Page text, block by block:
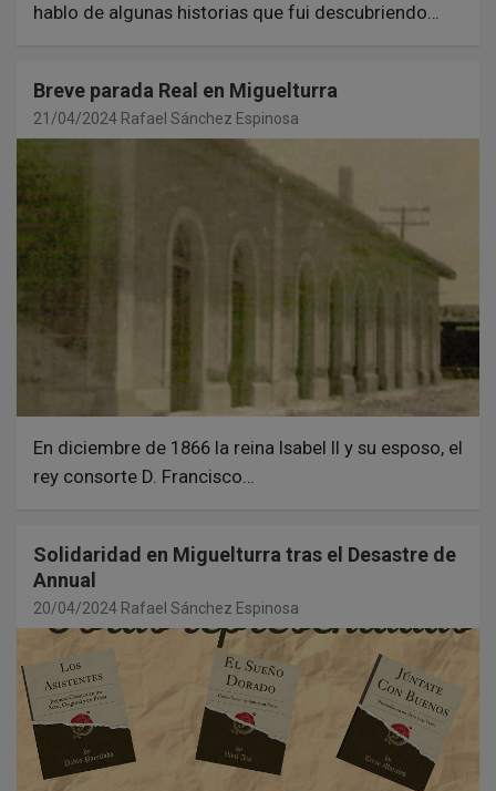
hablo de algunas historias que fui descubriendo…
Breve parada Real en Miguelturra
21/04/2024 Rafael Sánchez Espinosa
En diciembre de 1866 la reina Isabel II y su esposo, el
rey consorte D. Francisco…
Solidaridad en Miguelturra tras el Desastre de
Annual
20/04/2024 Rafael Sánchez Espinosa